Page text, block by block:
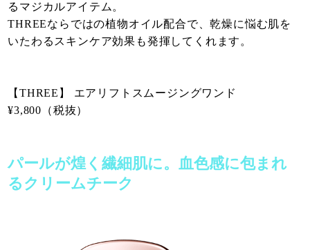
るマジカルアイテム。
THREEならではの植物オイル配合で、乾燥に悩む肌を
いたわるスキンケア効果も発揮してくれます。
【THREE】 エアリフトスムージングワンド
¥3,800（税抜）
パールが煌く繊細肌に。血色感に包まれ
るクリームチーク